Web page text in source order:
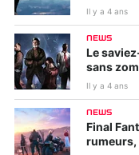
Il y a 4 ans
NEWS
Le
sans
Il y a 4 ans
NEWS
Final
rumeurs,